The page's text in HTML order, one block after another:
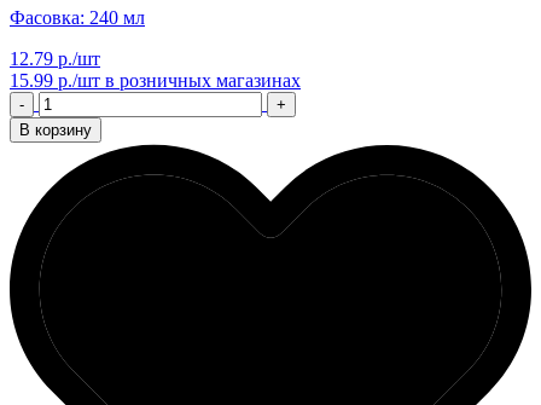
Фасовка: 240 мл
12.79 р./шт
15.99 р./шт в розничных магазинах
-
+
В корзину